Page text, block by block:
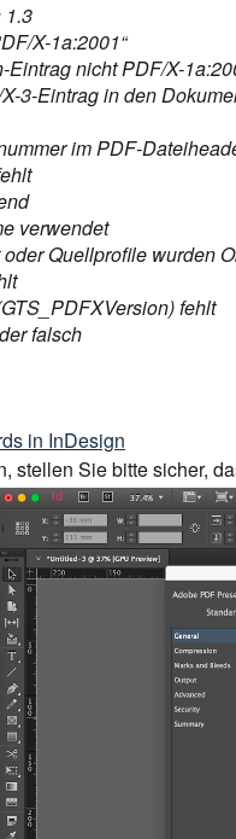
1.3
X-1a:2001“
Eintrag nicht PDF/X-
3-Eintrag in den
im PDF-
verwendet
Quellprofile wurden
fehlt
falsch
in InDesign
stellen Sie bitte sicher,